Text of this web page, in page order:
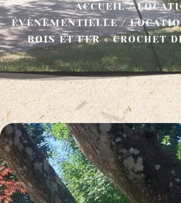
ACCUEIL/
ÉVÈNEMENTIELLE/
BOIS ET FER « CROCHET